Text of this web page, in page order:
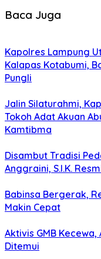
Baca Juga
Kapolres Lampung
Kalapas Kotabumi,
Pungli
Jalin Silaturahmi,
Tokoh Adat Akuan
Kamtibma
Disambut Tradisi
Anggraini, S.I.K.
Babinsa Bergerak,
Makin Cepat
Aktivis GMB
Ditemui